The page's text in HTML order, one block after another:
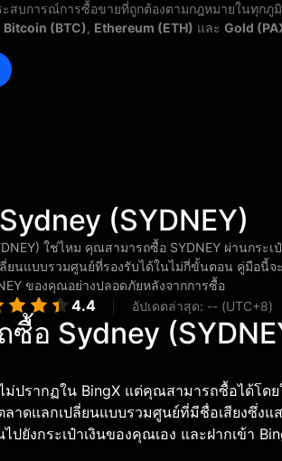
ะสบการณ์การซื้อขายที่ถูกต้องตามกฎหมายในทุก
Bitcoin (BTC), Ethereum (ETH) และ Gold
(SYDNEY)
ใช่ไหม คุณสามารถซื้อ SYDNEY ผ่านกระ
ลี่ยนแบบรวมศูนย์ที่รองรับได้ในไม่กี่ขั้นตอน คู่มือนี้
ของคุณอย่างปลอดภัยหลังจากการซื้อ
4.4 อัปเดตล่าสุด: -- (UTC+8)
ซื้อ Sydney
ม่ปรากฏใน BingX แต่คุณสามารถซื้อได้โดย
ลาดแลกเปลี่ยนแบบรวมศูนย์ที่มีชื่อเสียงซึ่ง
ยังกระเป๋าเงินของคุณเอง และฝากเข้า